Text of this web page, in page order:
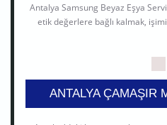
Antalya Samsung Beyaz Eşya
etik değerlere bağlı kalmak,
ANTALYA ÇAMAŞIR